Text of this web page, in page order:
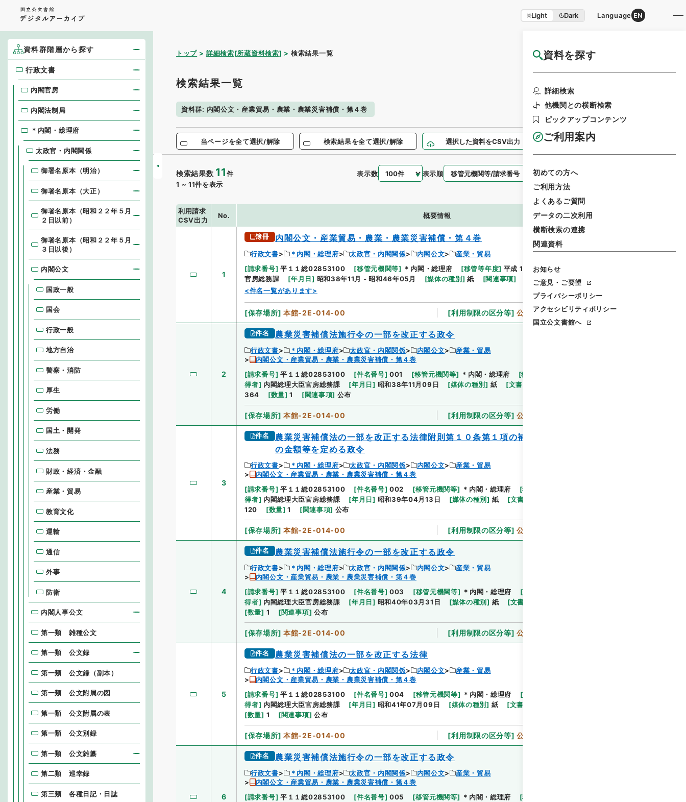
Light Dark Language EN
資料を探す
詳細検索
他機関との横断検索
ピックアップコンテンツ
ご利用案内
初めての方へ
ご利用方法
よくあるご質問
データの二次利用
横断検索の連携
関連資料
お知らせ
ご意見・ご要望
プライバシーポリシー
アクセシビリティポリシー
国立公文書館へ
トップ 詳細検索[所蔵資料検索] 検索結果一覧 国立公文書館HP利用案内
検索結果一覧
資料群: 内閣公文・産業貿易・農業・農業災害補償・第４巻
当ページを全て選択/解除 検索結果を全て選択/解除 選択した資料をCSV出力 選択した資料を利用請求
検索結果数 11件
1 ~ 11件を表示
表示数 表示順 表示スタイル
利用請求
CSV出力
No. 概要情報
1
簿冊 内閣公文・産業貿易・農業・農業災害補償・第４巻
行政文書 ＊内閣・総理府 太政官・内閣関係 内閣公文
産業・貿易
[請求番号] 平１１総02853100 [移管元機関等] ＊内閣・総理府 [移管等年度] 平成 11 [作成・取得者
官房総務課
[年月日] 昭和38年11月 - 昭和46年05月 [媒体の種別 ] 紙 [関連事項]
<件名一覧があります>
[保存場所] 本館-2E-014-00 [利用制限の区分等] 公開
2
件名 農業災害補償法施行令の一部を改正する政令
行政文書 ＊内閣・総理府 太政官・内閣関係 内閣公文
産業・貿易
内閣公文・産業貿易・農業・農業災害補償・第４巻
[請求番号] 平１１総02853100 [件名番号] 001 [移管元機関等] ＊内閣・総理府 [移管等年度
得者] 内閣総理大臣官房総務課 [年月日] 昭和38年11月09日 [媒体の種別] 紙 [文書番号
364
[数量] 1 [関連事項] 公布
[保存場所] 本館-2E-014-00 [利用制限の区分等] 公開
3
件名
農業災害補償法の一部を改正する法律附則第１０条第１項の補助金に係る組合等及びそ
の金額等を定める政令
行政文書 ＊内閣・総理府 太政官・内閣関係 内閣公文
産業・貿易
内閣公文・産業貿易・農業・農業災害補償・第４巻
[請求番号] 平１１総02853100 [件名番号] 002 [移管元機関等] ＊内閣・総理府 [移管等年度
得者] 内閣総理大臣官房総務課 [年月日] 昭和39年04月13日 [媒体の種別] 紙 [文書番号
120
[数量] 1 [関連事項] 公布
[保存場所] 本館-2E-014-00 [利用制限の区分等] 公開
4
件名 農業災害補償法施行令の一部を改正する政令
行政文書 ＊内閣・総理府 太政官・内閣関係 内閣公文
産業・貿易
内閣公文・産業貿易・農業・農業災害補償・第４巻
[請求番号] 平１１総02853100 [件名番号] 003 [移管元機関等] ＊内閣・総理府 [
得者] 内閣総理大臣官房総務課 [年月日] 昭和40年03月31日 [媒体の種別] 紙 [文書番号
[数量] 1 [関連事項] 公布
[保存場所] 本館-2E-014-00 [利用制限の区分等] 公開
5
件名 農業災害補償法の一部を改正する法律
行政文書 ＊内閣・総理府 太政官・内閣関係 内閣公文
産業・貿易
内閣公文・産業貿易・農業・農業災害補償・第４巻
[請求番号] 平１１総02853100 [件名番号] 004 [移管元機関等] ＊内閣・総理府 [
得者] 内閣総理大臣官房総務課 [年月日] 昭和41年07月09日 [媒体の種別] 紙 [文書番号
[数量] 1 [関連事項] 公布
[保存場所] 本館-2E-014-00 [利用制限の区分等] 公開
6
件名 農業災害補償法施行令の一部を改正する政令
行政文書 ＊内閣・総理府 太政官・内閣関係 内閣公文
産業・貿易
内閣公文・産業貿易・農業・農業災害補償・第４巻
[請求番号] 平１１総02853100 [件名番号] 005 [移管元機関等] ＊内閣・総理府 [移管等年度
資料群階層から探す
行政文書
行政文書
内閣官房
内閣法制局
＊内閣・総理府
太政官・内閣関係
御署名原本（明治）
御署名原本（大正）
御署名原本（昭和２２年５月
２日以前）
御署名原本（昭和２２年５月
３日以後）
内閣公文
国政一般
国会
行政一般
地方自治
警察・消防
厚生
労働
国土・開発
法務
財政・経済・金融
産業・貿易
教育文化
運輸
通信
外事
防衛
内閣人事公文
第一類 雑種公文
第一類 公文録
第一類 公文録（副本）
第一類 公文附属の図
第一類 公文附属の表
第一類 公文別録
第一類 公文雑纂
第二類 巡幸録
第三類 各種日記・日誌